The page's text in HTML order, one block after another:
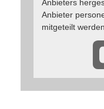
Anbieters
Anbieter
mitgeteilt